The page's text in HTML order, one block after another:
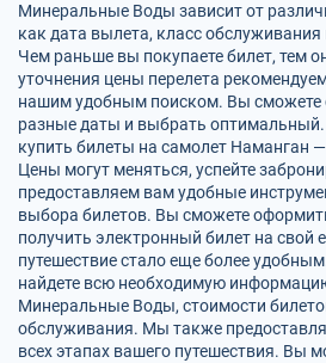
Минеральные Воды зависит от
как дата вылета, класс
Чем раньше вы покупаете билет, тем
уточнения цены перелета
нашим удобным поиском. Вы сможете
разные даты и выбрать
купить билеты на самолет Наманган
Цены могут меняться, успейте
предоставляем вам удобные
выбора билетов. Вы сможете
получить электронный билет на свой
путешествие стало еще более
найдете всю необходимую
Минеральные Воды, стоимости
обслуживания. Мы также
всех этапах вашего путешествия. Вы